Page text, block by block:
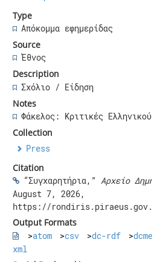
Type
Απόκομμα εφημερίδας
Source
Έθνος
Description
Σχόλιο / Είδηση
Notes
Φάκελος: Κριτικές
Collection
Press
Citation
“Συγχαρητήρια,” Αρχείο
August 7, 2026,
https://
Output Formats
atom
csv dc-rdf
xml